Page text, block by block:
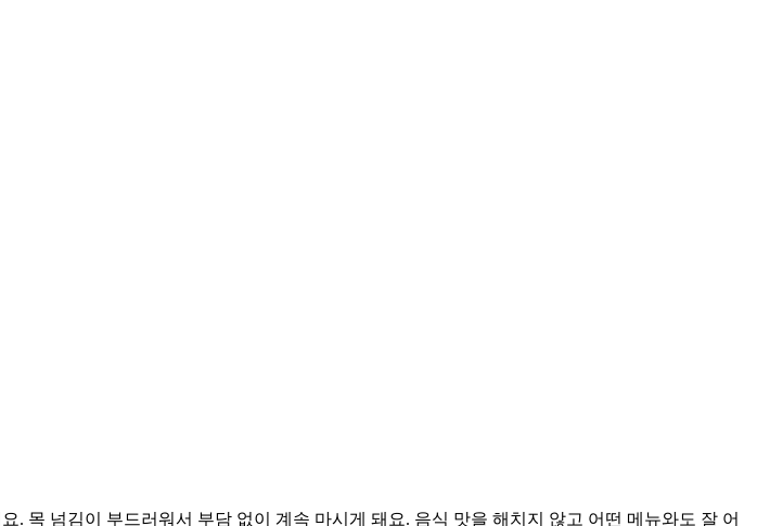
목 넘김이 부드러워서 부담 없이 계속 마시게 돼요. 음식 맛을 해치지 않고 어떤 메뉴와도 잘 어